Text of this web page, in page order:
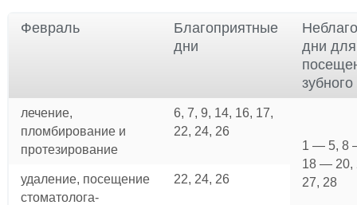
Февраль
Благоприятные
дни
дни для
лечение,
пломбирование и
протезирование
6, 7, 9, 14, 16, 17,
22, 24, 26
1 — 5, 8
18 — 20,
27, 28
удаление, посещение
стоматолога-
22, 24, 26